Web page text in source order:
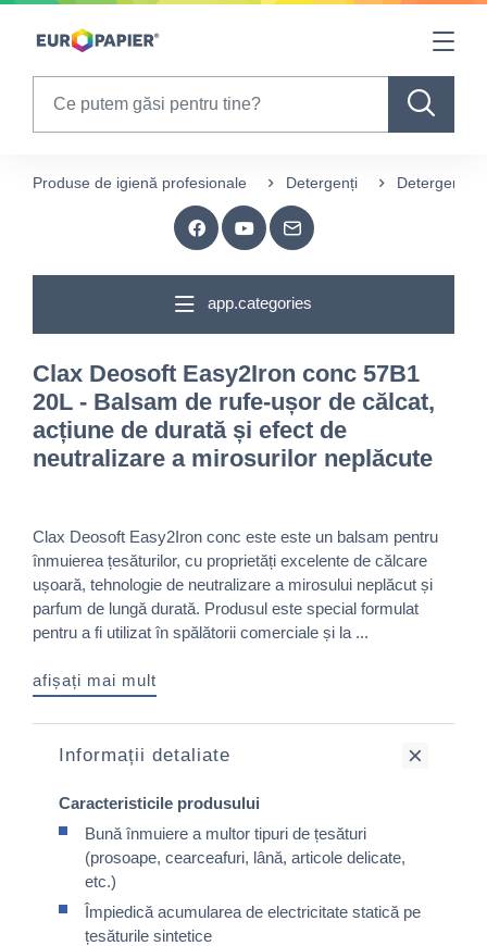
Table Of Content
Produse de igienă profesionale Detergenți Detergenți
app.categories
Clax Deosoft Easy2Iron conc 57B1
20L - Balsam de rufe-ușor de călcat,
acțiune de durată și efect de
neutralizare a mirosurilor neplăcute
Clax Deosoft Easy2Iron conc este este un balsam pentru
înmuierea țesăturilor, cu proprietăți excelente de călcare
ușoară, tehnologie de neutralizare a mirosului neplăcut și
parfum de lungă durată. Produsul este special formulat
pentru a fi utilizat în spălătorii comerciale și la ...
afișați mai mult
Informații detaliate
Caracteristicile produsului
Bună înmuiere a multor tipuri de țesături
(prosoape, cearceafuri, lână, articole delicate,
etc.)
Împiedică acumularea de electricitate statică pe
țesăturile sintetice